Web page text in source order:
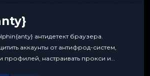
антидетект браузера.
аккаунты от антифрод-систем,
профилей, настраивать прокси и